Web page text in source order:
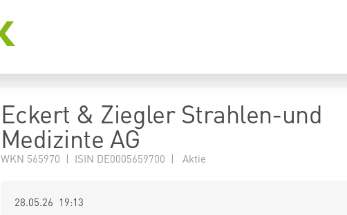
Eckert & Ziegler Strahlen-und
Medizinte AG
WKN 565970 | ISIN DE0005659700 | Aktie
28.05.26 19:13